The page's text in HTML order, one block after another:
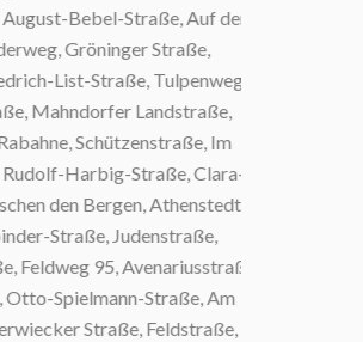
Bebel-Straße, Auf dem
Gröninger Straße,
List-Straße, Tulpenweg,
Landstraße,
Schützenstraße, Im
Harbig-Straße, Clara-
den Bergen, Athenstedter
Straße, Judenstraße,
95, Avenariusstraße,
Spielmann-Straße, Am
Straße, Feldstraße, Vor